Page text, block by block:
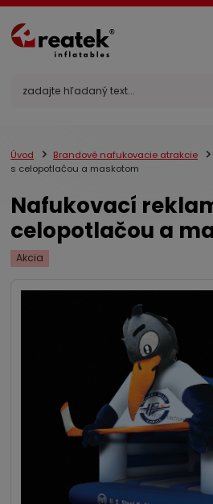
Úvod Brandové nafukovacie atrakcie
s celopotlačou a maskotom
Nafukovací
celopotlačou a
Akcia